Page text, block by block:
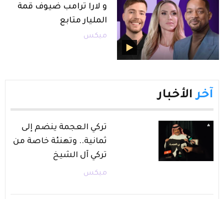
و لارا ترامب ضيوف قمة
المليار متابع
ميكس
آخر الأخبار
تركي العجمة ينضم إلى
ثمانية.. وتهنئة خاصة من
تركي آل الشيخ
ميكس